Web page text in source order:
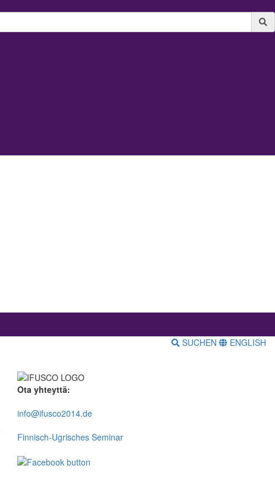
SUCHEN ENGLISH
Ota yhteyttä:
info@ifusco2014.de
Finnisch-Ugrisches Seminar